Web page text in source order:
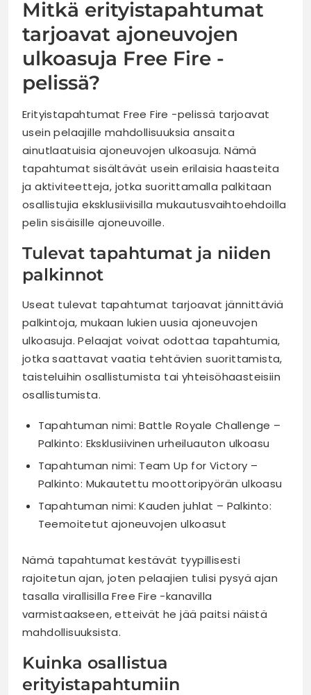
Mitkä erityistapahtumat
tarjoavat ajoneuvojen
ulkoasuja Free Fire -
pelissä?
Erityistapahtumat Free Fire -pelissä tarjoavat
usein pelaajille mahdollisuuksia ansaita
ainutlaatuisia ajoneuvojen ulkoasuja. Nämä
tapahtumat sisältävät usein erilaisia haasteita
ja aktiviteetteja, jotka suorittamalla palkitaan
osallistujia eksklusiivisilla mukautusvaihtoehdoilla
pelin sisäisille ajoneuvoille.
Tulevat tapahtumat ja niiden
palkinnot
Useat tulevat tapahtumat tarjoavat jännittäviä
palkintoja, mukaan lukien uusia ajoneuvojen
ulkoasuja. Pelaajat voivat odottaa tapahtumia,
jotka saattavat vaatia tehtävien suorittamista,
taisteluihin osallistumista tai yhteisöhaasteisiin
osallistumista.
Tapahtuman nimi: Battle Royale Challenge –
Palkinto: Eksklusiivinen urheiluauton ulkoasu
Tapahtuman nimi: Team Up for Victory –
Palkinto: Mukautettu moottoripyörän ulkoasu
Tapahtuman nimi: Kauden juhlat – Palkinto:
Teemoitetut ajoneuvojen ulkoasut
Nämä tapahtumat kestävät tyypillisesti
rajoitetun ajan, joten pelaajien tulisi pysyä ajan
tasalla virallisilla Free Fire -kanavilla
varmistaakseen, etteivät he jää paitsi näistä
mahdollisuuksista.
Kuinka osallistua
erityistapahtumiin